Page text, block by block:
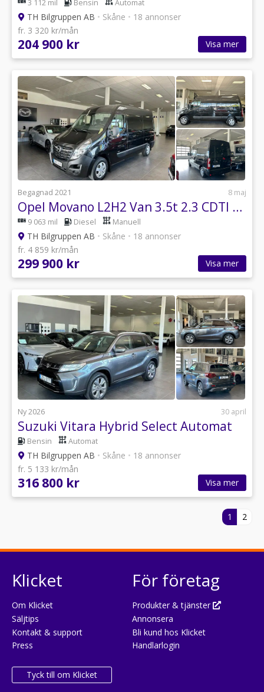
3 112 mil Bensin Automat
TH Bilgruppen AB • Skåne • 18 annonser
fr. 3 320 kr/mån
204 900 kr Visa mer
Begagnad 2021 8 maj
Opel Movano L2H2 Van 3.5t 2.3 CDTI Euro 6
9 063 mil Diesel Manuell
TH Bilgruppen AB • Skåne • 18 annonser
fr. 4 859 kr/mån
299 900 kr Visa mer
Ny 2026 30 april
Suzuki Vitara Hybrid Select Automat
Bensin Automat
TH Bilgruppen AB • Skåne • 18 annonser
fr. 5 133 kr/mån
316 800 kr Visa mer
1 2
Klicket
Om Klicket
Säljtips
Kontakt & support
Press
Tyck till om Klicket
För företag
Produkter & tjänster
Annonsera
Bli kund hos Klicket
Handlarlogin